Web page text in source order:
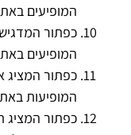
המופיעים
כפתור
המופיעים
כפתור המציג
המופיעות
כפתור המציג